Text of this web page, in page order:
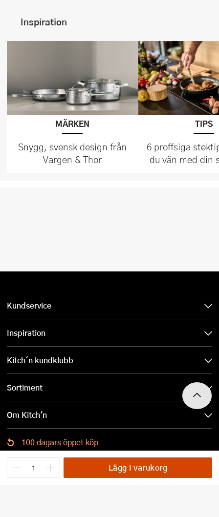
Lägg i varukorg
Inspiration
MÄRKEN
Snygg, svensk design från
Vargen & Thor
TIPS
6 proffsiga
du vän med din
Kundservice
Inspiration
Kitch´n kundklubb
Sortiment
Om Kitch'n
100 dagars öppet köp
Ladda ned Kitch´n-appen